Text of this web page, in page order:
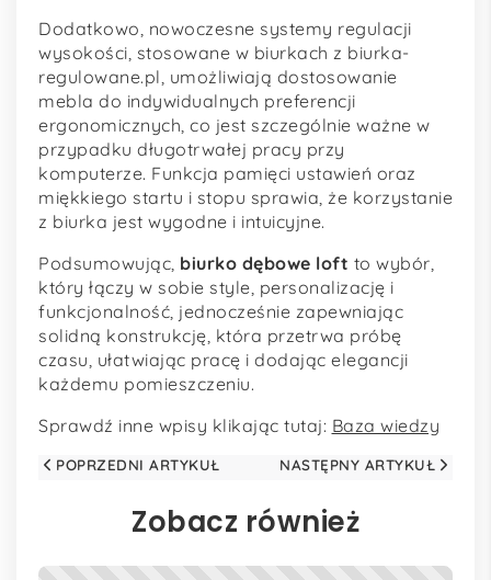
Dodatkowo, nowoczesne systemy regulacji
wysokości, stosowane w biurkach z biurka-
regulowane.pl, umożliwiają dostosowanie
mebla do indywidualnych preferencji
ergonomicznych, co jest szczególnie ważne w
przypadku długotrwałej pracy przy
komputerze. Funkcja pamięci ustawień oraz
miękkiego startu i stopu sprawia, że korzystanie
z biurka jest wygodne i intuicyjne.
Podsumowując, biurko dębowe loft to wybór,
który łączy w sobie style, personalizację i
funkcjonalność, jednocześnie zapewniając
solidną konstrukcję, która przetrwa próbę
czasu, ułatwiając pracę i dodając elegancji
każdemu pomieszczeniu.
Sprawdź inne wpisy klikając tutaj: Baza wiedzy
POPRZEDNI ARTYKUŁ NASTĘPNY ARTYKUŁ
Zobacz również